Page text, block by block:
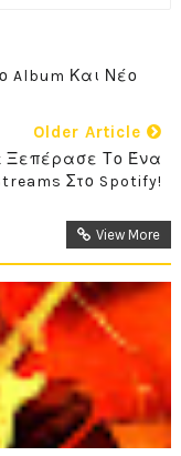
Album Και Νέο
Older Article
Ξεπέρασε Το Ένα
Στο Spotify!
View More